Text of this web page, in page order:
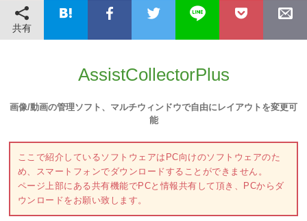
共有
AssistCollectorPlus
画像/動画の管理ソフト、マルチウィンドウで自由にレイアウトを変更可
能
ここで紹介しているソフトウェアはPC向けのソフトウェアのた
め、スマートフォンでダウンロードすることができません。
ページ上部にある共有機能でPCと情報共有して頂き、PCからダ
ウンロードをお願い致します。